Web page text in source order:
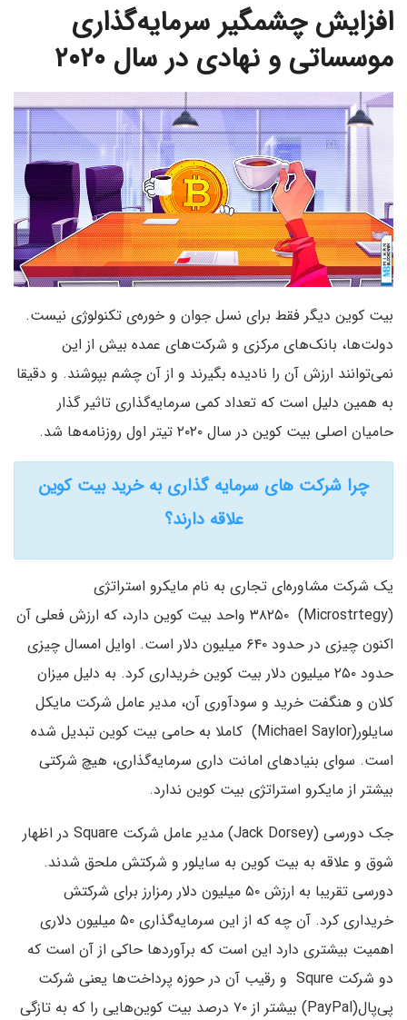
افزایش چشمگیر سرمایه‌گذاری
موسساتی و نهادی در سال ۲۰۲۰
بیت کوین دیگر فقط برای نسل جوان و خوره‌ی تکنولوژی نیست.
دولت‌ها، بانک‌های مرکزی و شرکت‌های عمده بیش از این
نمی‌توانند ارزش آن را نادیده بگیرند و از آن چشم بپوشند. و دقیقا
به همین دلیل است که تعداد کمی سرمایه‌گذاری تاثیر گذار
حامیان اصلی بیت کوین در سال ۲۰۲۰ تیتر اول روزنامه‌ها شد.
چرا شرکت های سرمایه گذاری به خرید بیت کوین
علاقه دارند؟
یک شرکت مشاوره‌ای تجاری به نام مایکرو استراتژی
(Microstrtegy) ۳۸۲۵۰ واحد بیت کوین دارد، که ارزش فعلی آن
اکنون چیزی در حدود ۶۴۰ میلیون دلار است. اوایل امسال چیزی
حدود ۲۵۰ میلیون دلار بیت کوین خریداری کرد. به دلیل میزان
کلان و هنگفت خرید و سودآوری آن، مدیر عامل شرکت مایکل
سایلور(Michael Saylor) کاملا به حامی بیت کوین تبدیل شده
است. سوای بنیادهای امانت داری سرمایه‌گذاری، هیچ شرکتی
بیشتر از مایکرو استراتژی بیت کوین ندارد.
جک دورسی (Jack Dorsey) مدیر عامل شرکت Square در اظهار
شوق و علاقه به بیت کوین به سایلور و شرکتش ملحق شدند.
دورسی تقریبا به ارزش ۵۰ میلیون دلار رمزارز برای شرکتش
خریداری کرد. آن چه که از این سرمایه‌گذاری ۵۰ میلیون دلاری
اهمیت بیشتری دارد این است که برآوردها حاکی از آن است که
دو شرکت Squre و رقیب آن در حوزه پرداخت‌ها یعنی شرکت
پی‌پال(PayPal) بیشتر از ۷۰ درصد بیت کوین‌هایی را که به تازگی